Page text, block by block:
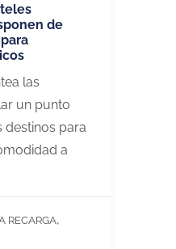
de
las
un punto
destinos para
a
RECARGA,